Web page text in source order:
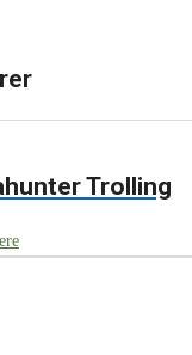
Trolling